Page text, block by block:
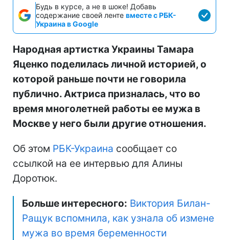
Будь в курсе, а не в шоке! Добавь
содержание своей ленте вместе с РБК-
Украина в Google
Народная артистка Украины Тамара
Яценко поделилась личной историей, о
которой раньше почти не говорила
публично. Актриса призналась, что во
время многолетней работы ее мужа в
Москве у него были другие отношения.
Об этом РБК-Украина сообщает со
ссылкой на ее интервью для Алины
Доротюк.
Больше интересного: Виктория Билан-
Ращук вспомнила, как узнала об измене
мужа во время беременности